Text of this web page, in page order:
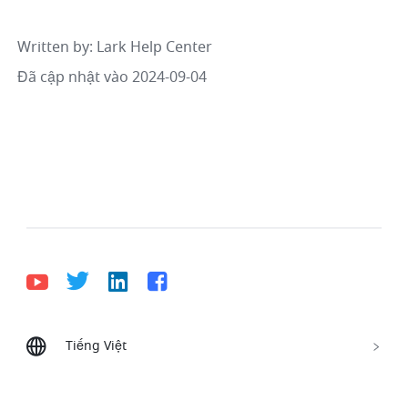
Written by: Lark Help Center
Đã cập nhật vào 2024-09-04
Tiếng Việt